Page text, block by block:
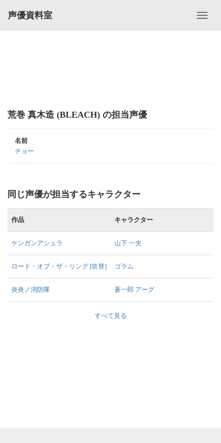
声優資料室
荒巻 真木造 (BLEACH) の担当声優
名前
チョー
同じ声優が担当するキャラクター
作品 キャラクター
ケンガンアシュラ 山下 一夫
ロード・オブ・ザ・リング [吹替] ゴラム
炎炎ノ消防隊 蒼一郎 アーグ
すべて見る